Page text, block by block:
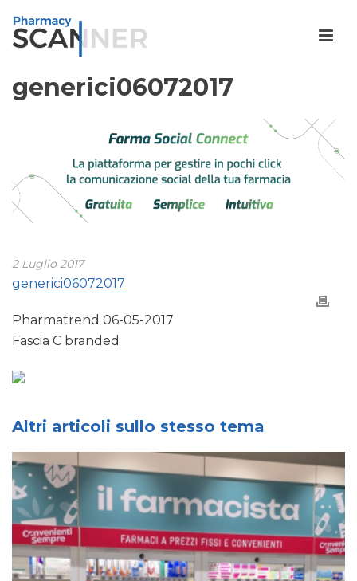
generici06072017
2 Luglio 2017
generici06072017
Pharmatrend 06-05-2017
Fascia C branded
Altri articoli sullo stesso tema